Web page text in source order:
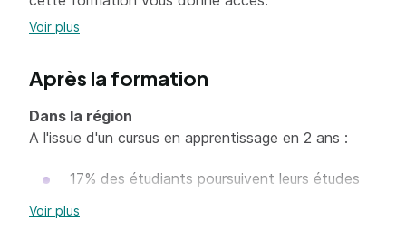
Voir plus
Après la formation
Dans la région
A l'issue d'un cursus en apprentissage en 2 ans :
17% des étudiants poursuivent leurs études
pour ceux qui ne poursuivent pas leurs études,
Voir plus